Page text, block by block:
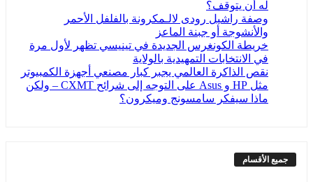
له أن يتوقف؟
وصفة راشيل رودى لالـمكرونة بالفلفل الأحمر
والأنشوجة أو جبنة الماعز
خريطة الكونغرس الجديدة في تينيسي تظهر لأول مرة
في الانتخابات التمهيدية بالولاية
نقص الذاكرة العالمي يجبر كبار مصنعي أجهزة الكمبيوتر
مثل HP و Asus على التوجه إلى شرائح CXMT – ولكن
ماذا سيفكر سامسونج وميكرون؟
جميع الأقسام